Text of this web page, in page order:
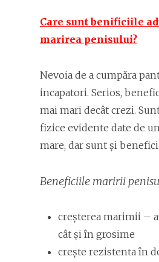
Care sunt benificiile
marirea penisului?
Nevoia de a cumpăra
incapatori. Serios,
mai mari decât crezi.
fizice evidente date de
mare, dar sunt și
Beneficiile maririi
creșterea marimii –
cât și în grosime
crește rezistenta în